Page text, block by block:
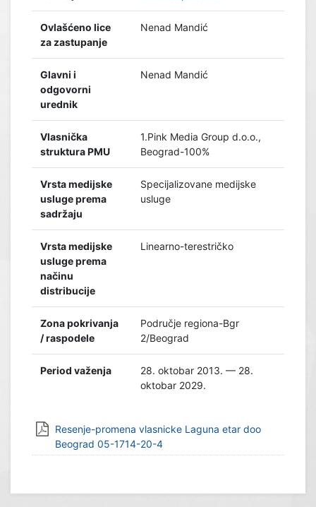
Ovlašćeno lice
za zastupanje
Nenad Mandić
Glavni i
odgovorni
urednik
Nenad Mandić
Vlasnička
struktura PMU
1.Pink Media Group d.o.o.,
Beograd-100%
Vrsta medijske
usluge prema
sadržaju
Specijalizovane medijske
usluge
Vrsta medijske
usluge prema
načinu
distribucije
Linearno-terestričko
Zona pokrivanja
/ raspodele
Područje regiona-Bgr
2/Beograd
Period važenja
28. oktobar 2013. — 28.
oktobar 2029.
Resenje-promena vlasnicke Laguna etar doo
Beograd 05-1714-20-4